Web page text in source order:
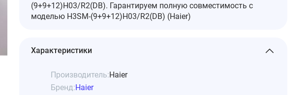
(9+9+12)H03/R2(DB). Гарантируем полную совместимость с
моделью H3SM-(9+9+12)H03/R2(DB) (Haier)
Характеристики
Производитель:Haier
Бренд:Haier